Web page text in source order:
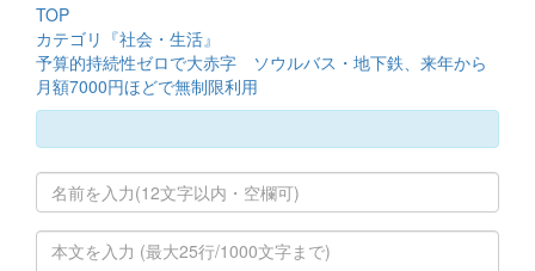
TOP
カテゴリ『社会・生活』
予算的持続性ゼロで大赤字 ソウルバス・地下鉄、来年から
月額7000円ほどで無制限利用